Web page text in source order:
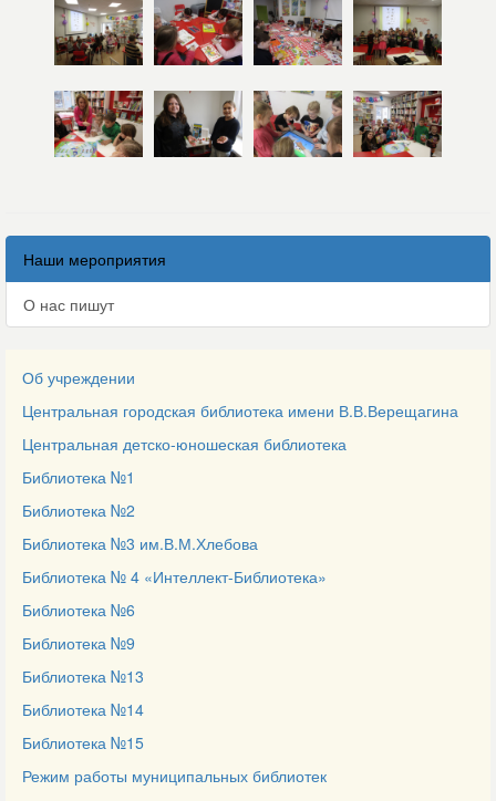
Наши мероприятия
О нас пишут
Об учреждении
Центральная городская библиотека имени В.В.Верещагина
Центральная детско-юношеская библиотека
Библиотека №1
Библиотека №2
Библиотека №3 им.В.М.Хлебова
Библиотека № 4 «Интеллект-Библиотека»
Библиотека №6
Библиотека №9
Библиотека №13
Библиотека №14
Библиотека №15
Режим работы муниципальных библиотек